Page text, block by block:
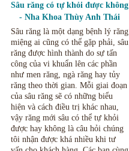
Sâu răng có tự khỏi được không
- Nha Khoa Thùy Anh Thái
Nguyên
Sâu răng là một dạng bệnh lý răng
miệng ai cũng có thể gặp phải, sâu
răng được hình thành do sự tấn
công của vi khuẩn lên các phần
như men răng, ngà răng hay tủy
răng theo thời gian. Mỗi giai đoạn
của sâu răng sẽ có những biểu
hiện và cách điều trị khác nhau,
vậy răng mới sâu có thể tự khỏi
được hay không là câu hỏi chúng
tôi nhận được khá nhiều khi tư